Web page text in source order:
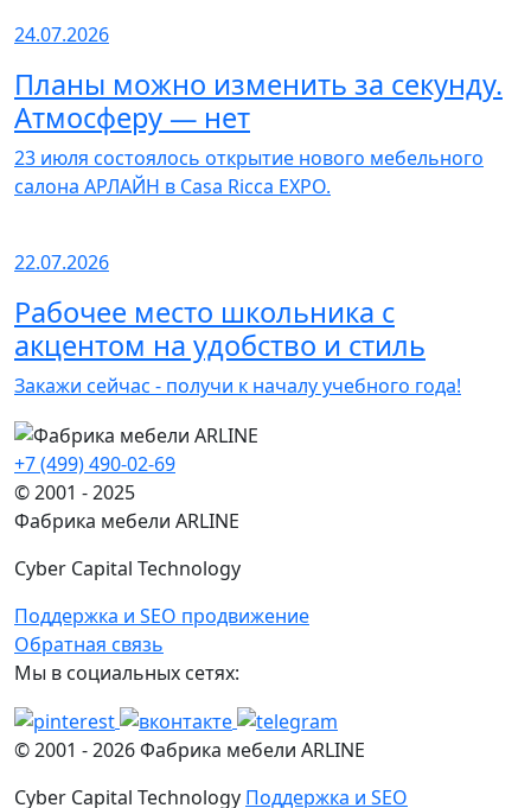
24.07.2026
Планы можно изменить за секунду.
Атмосферу — нет
23 июля состоялось открытие нового мебельного
салона АРЛАЙН в Casa Ricca EXPO.
22.07.2026
Рабочее место школьника с
акцентом на удобство и стиль
Закажи сейчас - получи к началу учебного года!
+7 (499) 490-02-69
© 2001 - 2025
Фабрика мебели ARLINE
Cyber Capital Technology
Поддержка и SEO продвижение
Обратная связь
Мы в социальных сетях:
© 2001 -2026Фабрика мебели ARLINE
Cyber Capital Technology Поддержка и SEO